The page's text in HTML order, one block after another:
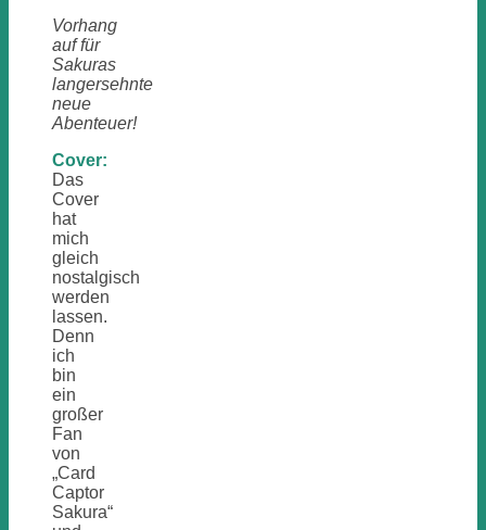
Vorhang
auf für
Sakuras
langersehnte
neue
Abenteuer!
Cover:
Das
Cover
hat
mich
gleich
nostalgisch
werden
lassen.
Denn
ich
bin
ein
großer
Fan
von
„Card
Captor
Sakura“